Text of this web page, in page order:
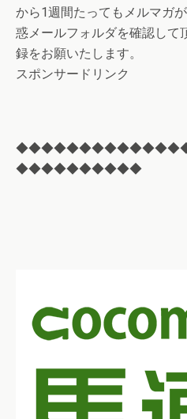
から1週間たってもメルマガ
惑メールフォルダを確認して
録をお願いたします。
スポンサードリンク
◆◆◆◆◆◆◆◆◆◆